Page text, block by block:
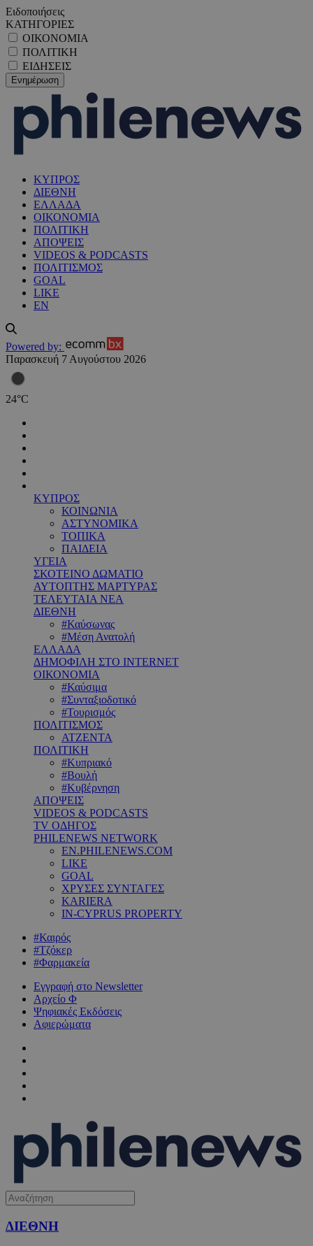
Ειδοποιήσεις
ΚΑΤΗΓΟΡΙΕΣ
ΟΙΚΟΝΟΜΙΑ
ΠΟΛΙΤΙΚΗ
ΕΙΔΗΣΕΙΣ
ΚΥΠΡΟΣ
ΔΙΕΘΝΗ
ΕΛΛΑΔΑ
ΟΙΚΟΝΟΜΙΑ
ΠΟΛΙΤΙΚΗ
ΑΠΟΨΕΙΣ
VIDEOS & PODCASTS
ΠΟΛΙΤΙΣΜΟΣ
GOAL
LIKE
EN
Powered by:
Παρασκευή 7 Αυγούστου 2026
24°C
ΚΥΠΡΟΣ
ΚΟΙΝΩΝΙΑ
ΑΣΤΥΝΟΜΙΚΑ
ΤΟΠΙΚΑ
ΠΑΙΔΕΙΑ
ΥΓΕΙΑ
ΣΚΟΤΕΙΝΟ ΔΩΜΑΤΙΟ
ΑΥΤΟΠΤΗΣ ΜΑΡΤΥΡΑΣ
ΤΕΛΕΥΤΑΙΑ ΝΕΑ
ΔΙΕΘΝΗ
#Καύσωνας
#Μέση Ανατολή
ΕΛΛΑΔΑ
ΔΗΜΟΦΙΛΗ ΣΤΟ INTERNET
ΟΙΚΟΝΟΜΙΑ
#Καύσιμα
#Συνταξιοδοτικό
#Τουρισμός
ΠΟΛΙΤΙΣΜΟΣ
ΑΤΖΕΝΤΑ
ΠΟΛΙΤΙΚΗ
#Κυπριακό
#Βουλή
#Κυβέρνηση
ΑΠΟΨΕΙΣ
VIDEOS & PODCASTS
TV ΟΔΗΓΟΣ
PHILENEWS NETWORK
EN.PHILENEWS.COM
LIKE
GOAL
ΧΡΥΣΕΣ ΣΥΝΤΑΓΕΣ
KARIERA
IN-CYPRUS PROPERTY
#Καιρός
#Τζόκερ
#Φαρμακεία
Εγγραφή στο Newsletter
Αρχείο Φ
Ψηφιακές Εκδόσεις
Αφιερώματα
ΔΙΕΘΝΗ